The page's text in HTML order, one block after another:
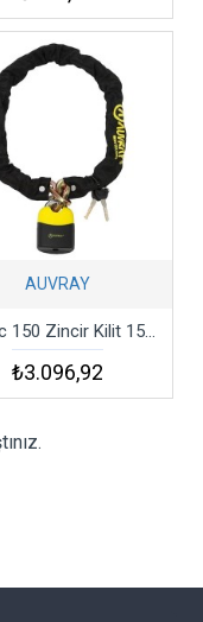
AUVRAY
K-bloc 150 Zincir Kilit 150 Cm
₺3.096,92